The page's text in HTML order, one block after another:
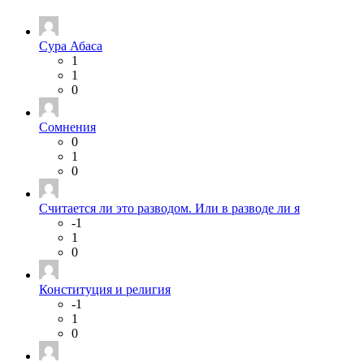
Сура Абаса
1
1
0
Сомнения
0
1
0
Считается ли это разводом. Или в разводе ли я
-1
1
0
Конституция и религия
-1
1
0